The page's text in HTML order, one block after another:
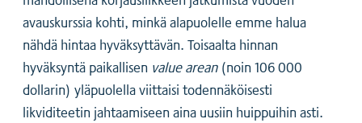
avauskurssia kohti, minkä alapuolelle emme halua
nähdä hintaa hyväksyttävän. Toisaalta hinnan
hyväksyntä paikallisen value arean(noin 106 000
dollarin) yläpuolella viittaisi todennäköisesti
likviditeetin jahtaamiseen aina uusiin huippuihin asti.